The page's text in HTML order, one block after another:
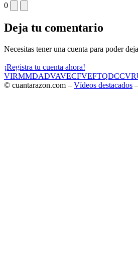
0
Deja tu comentario
Necesitas tener una cuenta para poder
¡Registra tu cuenta ahora!
VIRMMDADVAVECFVEFTQDCC
© cuantarazon.com – Vídeos destacados –